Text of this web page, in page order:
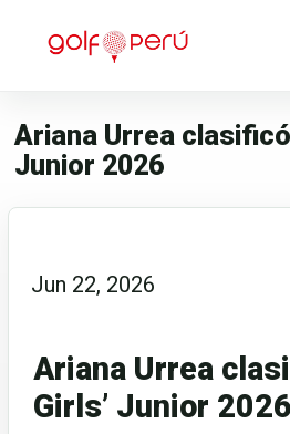
Ariana Urrea clasificó
Junior 2026
Jun 22, 2026
Ariana Urrea
Girls’ Junior 2026